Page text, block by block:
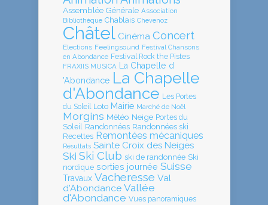
Assemblée Générale Association
Bibliothèque Chablais Chevenoz
Châtel Cinéma Concert
Elections Feelingsound Festival Chansons
en Abondance Festival Rock the Pistes
FRAXIIS MUSICA
La Chapelle d
'Abondance La Chapelle
d'Abondance Les Portes
du Soleil Loto Mairie Marché de Noël
Morgins Météo Neige Portes du
Soleil Randonnées Randonnées ski
Recettes Remontées mécaniques
Résultats Sainte Croix des Neiges
Ski Ski Club ski de randonnée Ski
nordique sorties journée Suisse
Travaux Vacheresse Val
d'Abondance Vallée
d'Abondance Vues panoramiques